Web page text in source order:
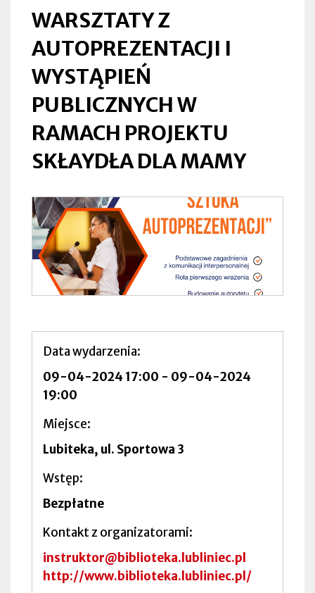
MAMY
Lubliniec
WARSZTATY Z
AUTOPREZENTACJI I
WYSTĄPIEŃ
PUBLICZNYCH W
RAMACH PROJEKTU
SKŁAYDŁA DLA MAMY
Data wydarzenia
09-04-2024 17:00 - 09-04-2024
19:00
Miejsce
Lubiteka, ul. Sportowa 3
Wstęp
Bezpłatne
Kontakt z organizatorami
instruktor@biblioteka.lubliniec.pl
http://www.biblioteka.lubliniec.pl/